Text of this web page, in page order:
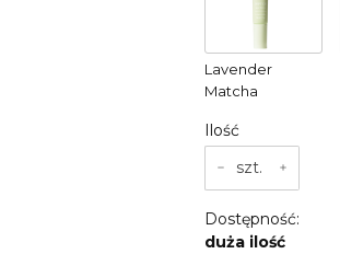
Lavender
Matcha
Ilość
szt.
Dostępność:
duża ilość